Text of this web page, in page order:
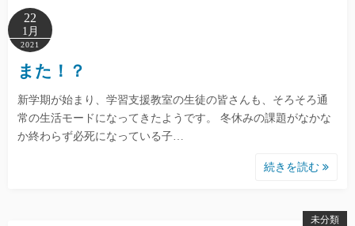
22
1月
2021
また！？
新学期が始まり、学習支援教室の生徒の皆さんも、そろそろ通
常の生活モードになってきたようです。 冬休みの課題がなかな
か終わらず必死になっている子…
続きを読む
未分類